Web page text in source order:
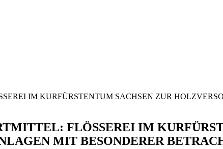
IM KURFÜRSTENTUM SACHSEN ZUR
FLÖSSEREI IM
MIT BESONDERER